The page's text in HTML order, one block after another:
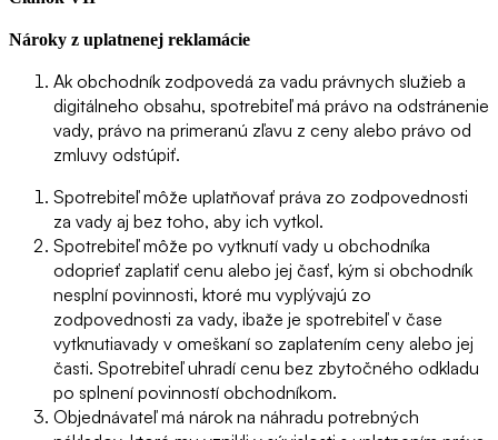
Nároky z uplatnenej reklamácie
Ak obchodník zodpovedá za vadu právnych služieb a
digitálneho obsahu, spotrebiteľ má právo na odstránenie
vady, právo na primeranú zľavu z ceny alebo právo od
zmluvy odstúpiť.
Spotrebiteľ môže uplatňovať práva zo zodpovednosti
za vady aj bez toho, aby ich vytkol.
Spotrebiteľ môže po vytknutí vady u obchodníka
odoprieť zaplatiť cenu alebo jej časť, kým si obchodník
nesplní povinnosti, ktoré mu vyplývajú zo
zodpovednosti za vady, ibaže je spotrebiteľ v čase
vytknutiavady v omeškaní so zaplatením ceny alebo jej
časti. Spotrebiteľ uhradí cenu bez zbytočného odkladu
po splnení povinností obchodníkom.
Objednávateľ má nárok na náhradu potrebných